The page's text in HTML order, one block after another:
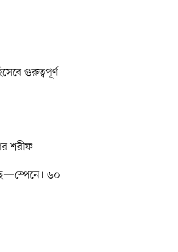
গুরুত্বপূর্ণ
শরীফ
৬০